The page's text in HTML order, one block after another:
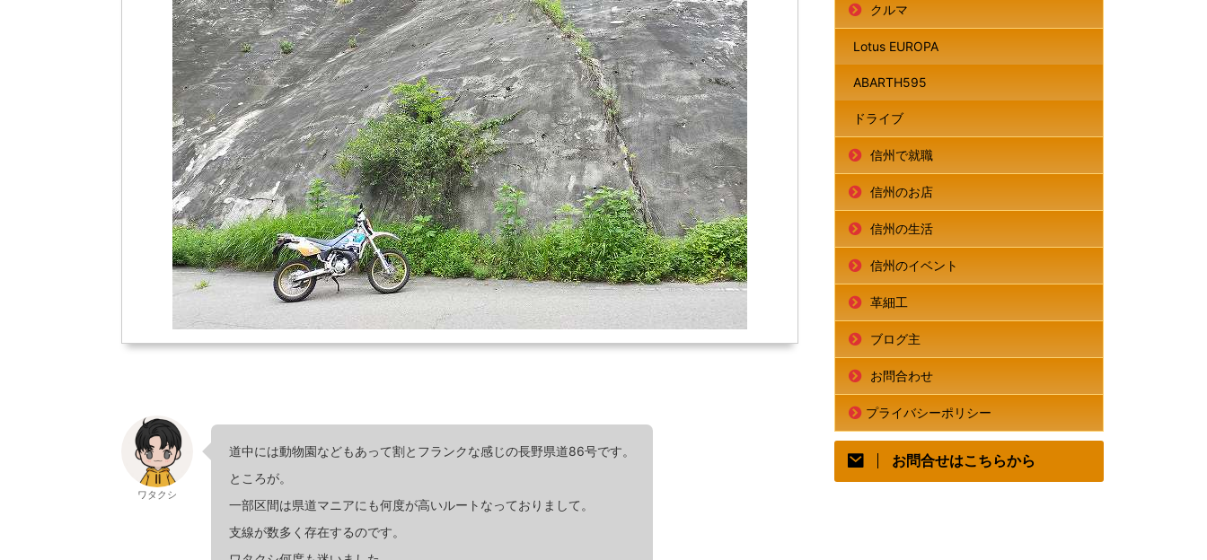
ワタクシ
道中には動物園などもあって割とフランクな感じの長野県道86号です。
ところが。
一部区間は県道マニアにも何度が高いルートなっておりまして。
支線が数多く存在するのです。
クルマ
Lotus EUROPA
ABARTH595
ドライブ
信州で就職
信州のお店
信州の生活
信州のイベント
革細工
ブログ主
お問合わせ
プライバシーポリシー
お問合せはこちらから